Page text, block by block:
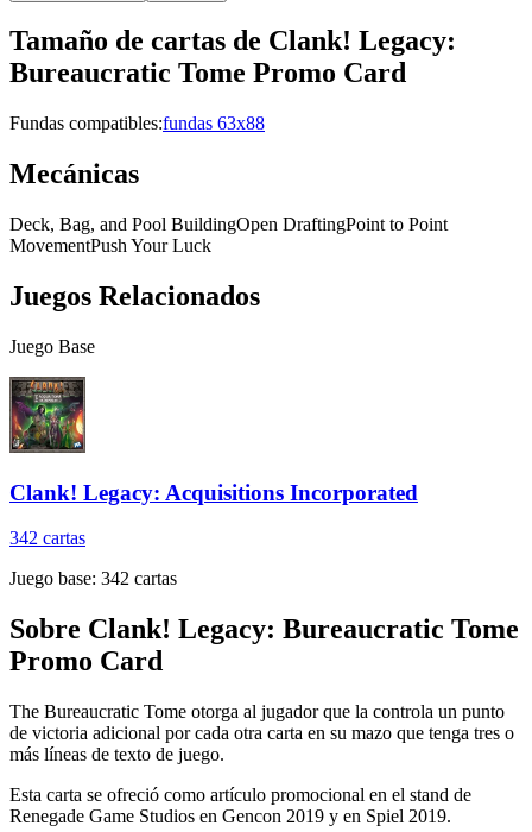
Tamaño de cartas de Clank! Legacy:
Bureaucratic Tome Promo Card
Fundas compatibles:fundas 63x88
Mecánicas
Deck, Bag, and Pool BuildingOpen DraftingPoint to Point
MovementPush Your Luck
Juegos Relacionados
Juego Base
Clank! Legacy: Acquisitions Incorporated
342 cartas
Juego base: 342 cartas
Sobre Clank! Legacy: Bureaucratic Tome
Promo Card
The Bureaucratic Tome otorga al jugador que la controla un punto
de victoria adicional por cada otra carta en su mazo que tenga tres o
más líneas de texto de juego.
Esta carta se ofreció como artículo promocional en el stand de
Renegade Game Studios en Gencon 2019 y en Spiel 2019.